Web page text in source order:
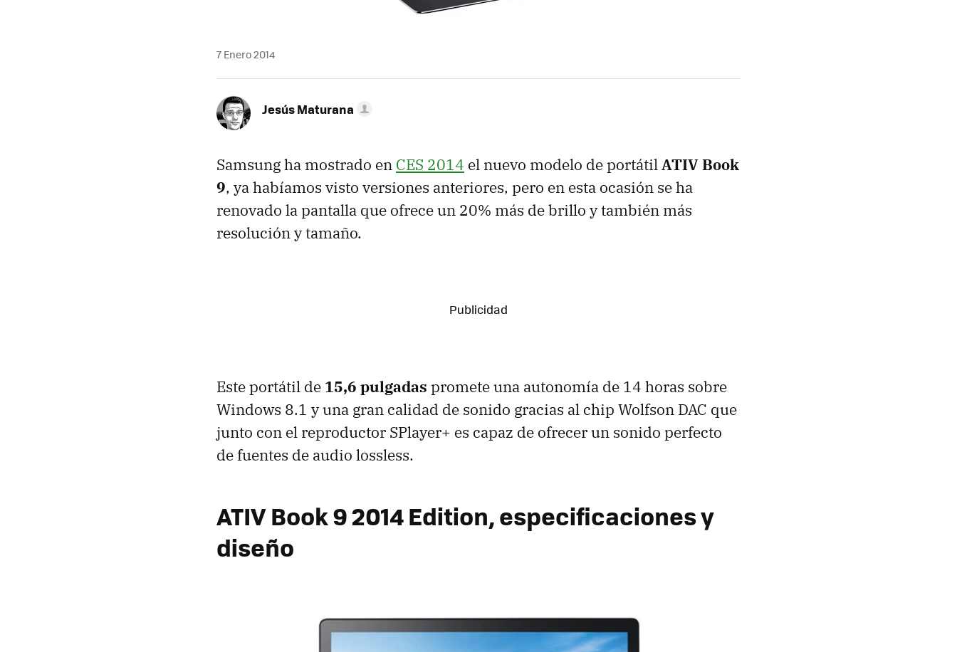
7 Enero 2014
Jesús Maturana
Samsung ha mostrado en CES 2014 el nuevo modelo de portátilATIV Book
9, ya habíamos visto versiones anteriores, pero en esta ocasión se ha
renovado la pantalla que ofrece un 20% más de brillo y también más
resolución y tamaño.
Este portátil de 15,6 pulgadas promete una autonomía de 14 horas sobre
Windows 8.1 y una gran calidad de sonido gracias al chip Wolfson DAC que
junto con el reproductor SPlayer+ es capaz de ofrecer un sonido perfecto
de fuentes de audio lossless.
ATIV Book 9 2014 Edition, especificaciones y
diseño